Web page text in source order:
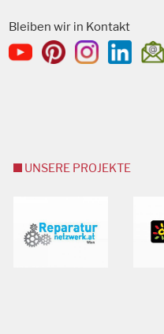
Bleiben wir in Kontakt
UNSERE PROJEKTE